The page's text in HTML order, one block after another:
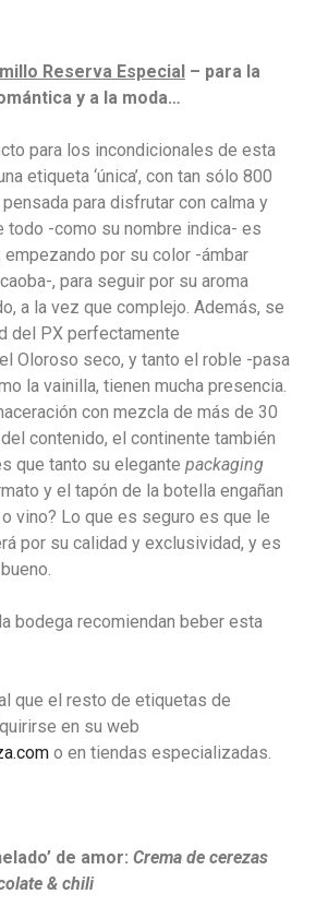
Reserva Especial – para la
y a la moda…
para los incondicionales de esta
etiqueta ‘única’, con tan sólo 800
para disfrutar con calma y
todo -como su nombre indica- es
por su color -ámbar
, para seguir por su aroma
a la vez que complejo. Además, se
del PX perfectamente
Oloroso seco, y tanto el roble -pasa
la vainilla, tienen mucha presencia.
con mezcla de más de 30
contenido, el continente también
que tanto su elegante packaging
y el tapón de la botella engañan
vino? Lo que es seguro es que le
por su calidad y exclusividad, y es
bodega recomiendan beber esta
que el resto de etiquetas de
en su web
o en tiendas especializadas.
de amor: Crema de cerezas
& chili